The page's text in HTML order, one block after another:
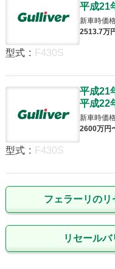
平成21
新車時価
2513.7万
型式 : F430S
平成21
平成22
新車時価
2600万円
型式 : F430S
フェラーリの
リセール